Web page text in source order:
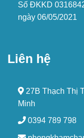
Số ĐKKD
ngày 06/05/2021
Liên hệ
27B Thạch Thị
Minh
0394 789 798